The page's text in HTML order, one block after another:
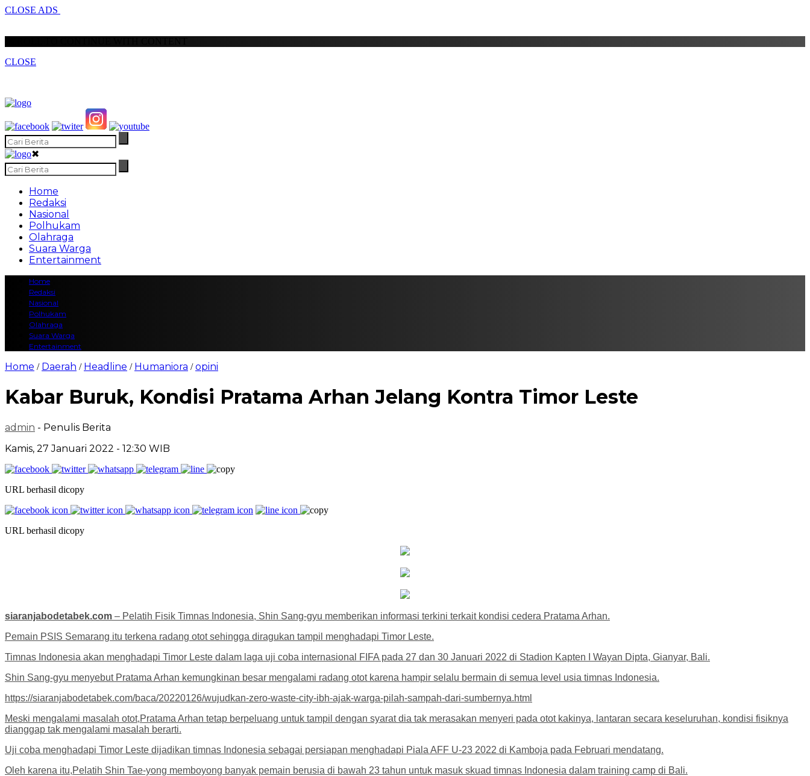
CLOSE ADS
CLOSE
✖
Home
Redaksi
Nasional
Polhukam
Olahraga
Suara Warga
Entertainment
Home
Redaksi
Nasional
Polhukam
Olahraga
Suara Warga
Entertainment
Home / Daerah / Headline / Humaniora /opini
Kabar Buruk, Kondisi Pratama Arhan Jelang Kontra Timor Leste
admin - Penulis Berita
Kamis, 27 Januari 2022 - 12:30 WIB
URL berhasil dicopy
URL berhasil dicopy
siaranjabodetabek.com – Pelatih Fisik Timnas Indonesia, Shin Sang-gyu memberikan informasi terkini terkait kondisi cedera Pratama Arhan.
Pemain PSIS Semarang itu terkena radang otot sehingga diragukan tampil menghadapi Timor Leste.
Timnas Indonesia akan menghadapi Timor Leste dalam laga uji coba internasional FIFA pada 27 dan 30 Januari 2022 di Stadion Kapten I Wayan Dipta, Gianyar, Bali.
Shin Sang-gyu menyebut Pratama Arhan kemungkinan besar mengalami radang otot karena hampir selalu bermain di semua level usia timnas Indonesia.
https://siaranjabodetabek.com/baca/20220126/wujudkan-zero-waste-city-ibh-ajak-warga-pilah-sampah-dari-sumbernya.html
Meski mengalami masalah otot,Pratama Arhan tetap berpeluang untuk tampil dengan syarat dia tak merasakan menyeri pada otot kakinya, lantaran secara keseluruhan, kondisi fisiknya
dianggap tak mengalami masalah berarti.
Uji coba menghadapi Timor Leste dijadikan timnas Indonesia sebagai persiapan menghadapi Piala AFF U-23 2022 di Kamboja pada Februari mendatang.
Oleh karena itu,Pelatih Shin Tae-yong memboyong banyak pemain berusia di bawah 23 tahun untuk masuk skuad timnas Indonesia dalam training camp di Bali.